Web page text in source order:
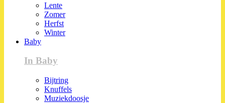
Lente
Zomer
Herfst
Winter
Baby
In Baby
Bijtring
Knuffels
Muziekdoosje